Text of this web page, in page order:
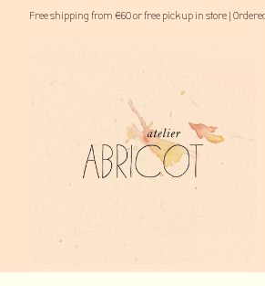
Free shipping from €60 or free pick up in store |